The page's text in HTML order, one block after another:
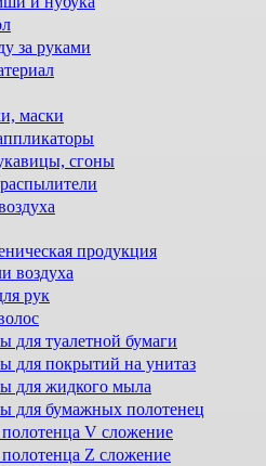
за руками
маски
сгоны
продукция
воздуха
рук
для туалетной бумаги
для покрытий на унитаз
для жидкого мыла
для бумажных полотенец
V сложение
Z сложение